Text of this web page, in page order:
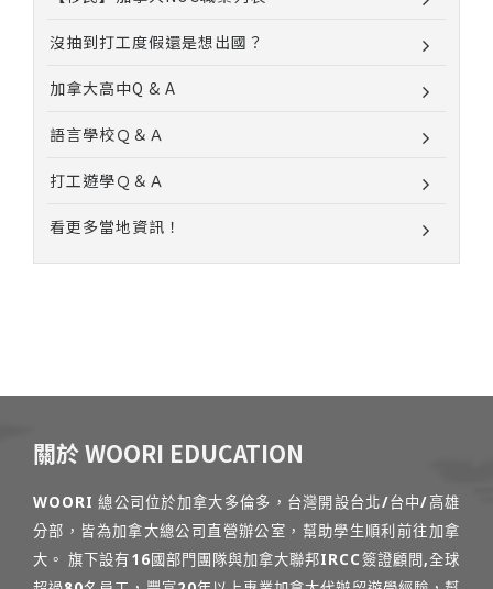
沒抽到打工度假還是想出國？
加拿大高中Q & A
語言學校Ｑ＆Ａ
打工遊學Ｑ＆Ａ
看更多當地資訊！
關於 WOORI EDUCATION
WOORI 總公司位於加拿大多倫多，台灣開設台北/台中/高雄
分部，皆為加拿大總公司直營辦公室，幫助學生順利前往加拿
大。 旗下設有16國部門團隊與加拿大聯邦IRCC簽證顧問,全球